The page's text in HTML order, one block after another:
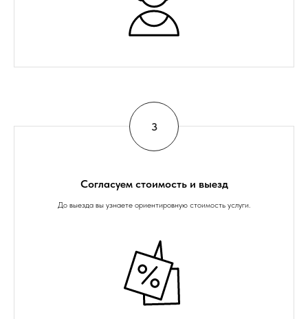
Согласуем стоимость и выезд
До выезда вы узнаете ориентировную стоимость услуги.